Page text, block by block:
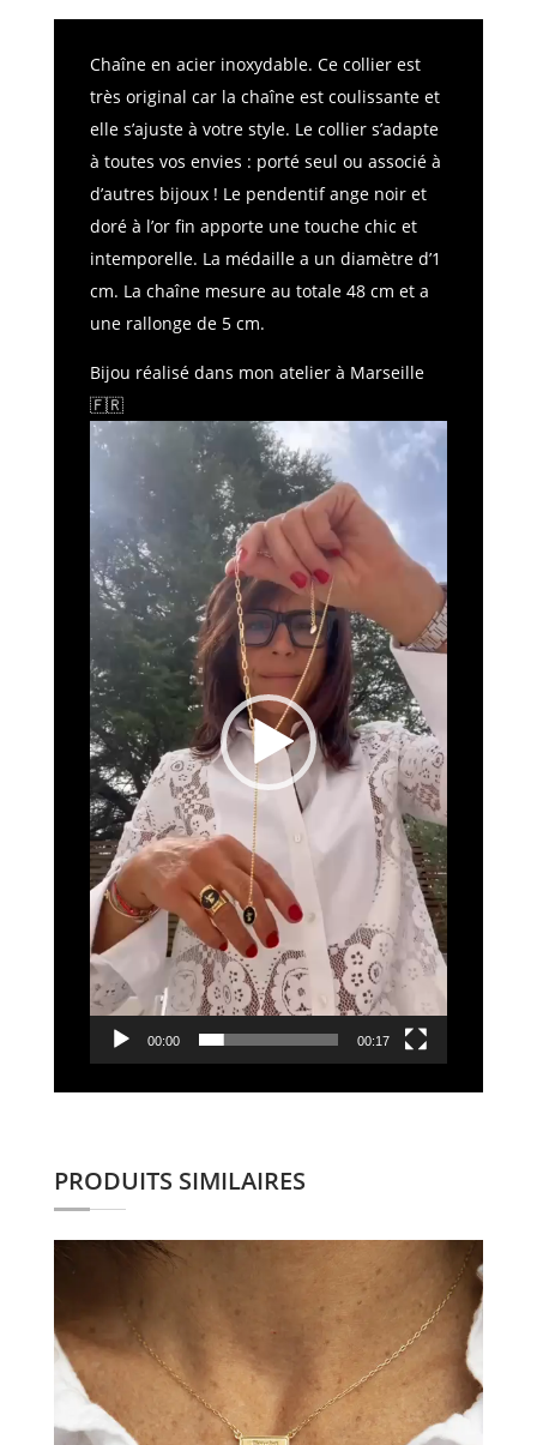
Chaîne en acier inoxydable. Ce collier est
très original car la chaîne est coulissante et
elle s’ajuste à votre style. Le collier s’adapte
à toutes vos envies : porté seul ou associé à
d’autres bijoux ! Le pendentif ange noir et
doré à l’or fin apporte une touche chic et
intemporelle. La médaille a un diamètre d’1
cm. La chaîne mesure au totale 48 cm et a
une rallonge de 5 cm.
Bijou réalisé dans mon atelier à Marseille
🇫🇷
Lecteur
00:00 00:17
PRODUITS SIMILAIRES